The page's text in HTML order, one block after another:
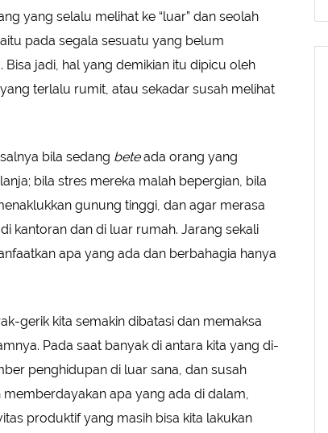
yang selalu melihat ke “luar” dan seolah
pada segala sesuatu yang belum
jadi, hal yang demikian itu dipicu oleh
terlalu rumit, atau sekadar susah melihat
bila sedang beteada orang yang
bila stres mereka malah bepergian, bila
gunung tinggi, dan agar merasa
kantoran dan di luar rumah. Jarang sekali
apa yang ada dan berbahagia hanya
gerik kita semakin dibatasi dan memaksa
Pada saat banyak di antara kita yang di-
penghidupan di luar sana, dan susah
apa yang ada di dalam,
produktif yang masih bisa kita lakukan